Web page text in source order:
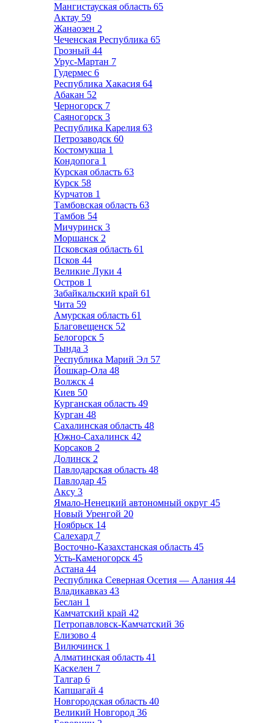
Мангистауская область 65
Актау 59
Жанаозен 2
Чеченская Республика 65
Грозный 44
Урус-Мартан 7
Гудермес 6
Республика Хакасия 64
Абакан 52
Черногорск 7
Саяногорск 3
Республика Карелия 63
Петрозаводск 60
Костомукша 1
Кондопога 1
Курская область 63
Курск 58
Курчатов 1
Тамбовская область 63
Тамбов 54
Мичуринск 3
Моршанск 2
Псковская область 61
Псков 44
Великие Луки 4
Остров 1
Забайкальский край 61
Чита 59
Амурская область 61
Благовещенск 52
Белогорск 5
Тында 3
Республика Марий Эл 57
Йошкар-Ола 48
Волжск 4
Киев 50
Курганская область 49
Курган 48
Сахалинская область 48
Южно-Сахалинск 42
Корсаков 2
Долинск 2
Павлодарская область 48
Павлодар 45
Аксу 3
Ямало-Ненецкий автономный округ 45
Новый Уренгой 20
Ноябрьск 14
Салехард 7
Восточно-Казахстанская область 45
Усть-Каменогорск 45
Астана 44
Республика Северная Осетия — Алания 44
Владикавказ 43
Беслан 1
Камчатский край 42
Петропавловск-Камчатский 36
Елизово 4
Вилючинск 1
Алматинская область 41
Каскелен 7
Талгар 6
Капшагай 4
Новгородская область 40
Великий Новгород 36